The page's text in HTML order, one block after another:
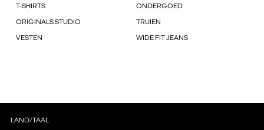
T-SHIRTS ONDERGOED
ORIGINALS STUDIO TRUIEN
VESTEN WIDE FIT JEANS
LAND/TAAL